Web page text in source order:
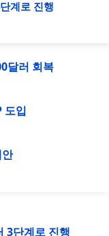
계로 진행
달러 회복
도입
3단계로 진행